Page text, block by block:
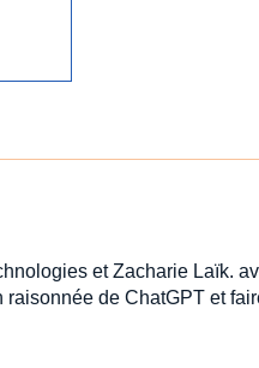
et Zacharie Laïk.
de ChatGPT et